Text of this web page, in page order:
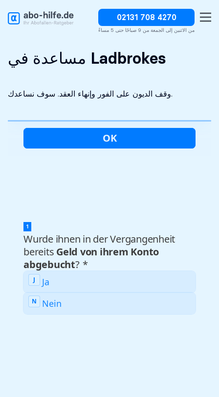
02131 708 4270
من الاثنين إلى الجمعة من 9 صباحًا حتى 5 مساءً
التحليل الأولي مجاني سرية تماما وقف الديون على الفور
مساعدة في Ladbrokes
وقف الديون على الفور وإنهاء العقد. سوف نساعدك.